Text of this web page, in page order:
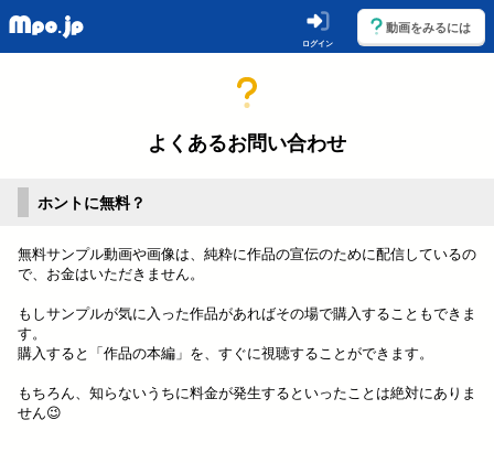
ログイン
動画をみるには
よくあるお問い合わせ
ホントに無料？
無料サンプル動画や画像は、純粋に作品の宣伝のために配信しているの
で、お金はいただきません。
もしサンプルが気に入った作品があればその場で購入することもできま
す。
購入すると「作品の本編」を、すぐに視聴することができます。
もちろん、知らないうちに料金が発生するといったことは絶対にありま
せん😉